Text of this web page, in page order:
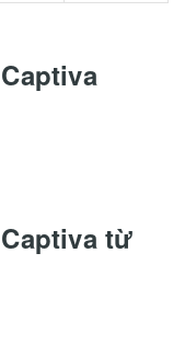
từ